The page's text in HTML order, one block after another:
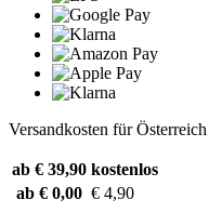
Versandkosten für Österreich
ab € 39,90 kostenlos
ab € 0,00 € 4,90